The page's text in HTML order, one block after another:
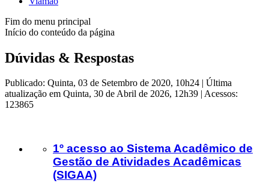
Fim do menu principal
Início do conteúdo da página
Dúvidas & Respostas
Publicado: Quinta, 03 de Setembro de 2020, 10h24 | Última
atualização em Quinta, 30 de Abril de 2026, 12h39 | Acessos:
123865
1º acesso ao Sistema Acadêmico de
Gestão de Atividades Acadêmicas
(SIGAA)